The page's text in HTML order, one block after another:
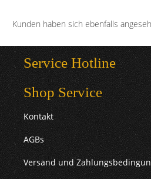
Kunden haben sich ebenfalls
Service Hotline
Shop Service
Kontakt
AGBs
Versand und